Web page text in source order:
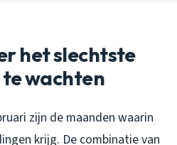
het slechtste
te wachten
zijn de maanden waarin
krijg. De combinatie van